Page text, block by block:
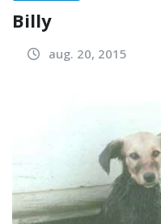
Billy
aug. 20, 2015